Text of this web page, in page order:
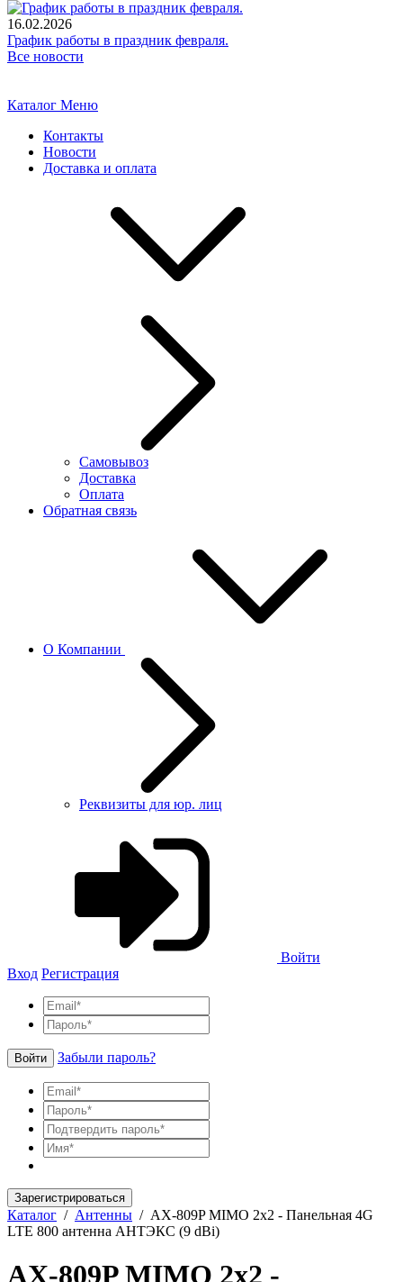
16.02.2026
График работы в праздник февраля.
Все новости
Каталог Меню
Контакты
Новости
Доставка и оплата
Самовывоз
Доставка
Оплата
Обратная связь
О Компании
Реквизиты для юр. лиц
Войти
Вход Регистрация
Войти Забыли пароль?
Зарегистрироваться
Каталог / Антенны / AX-809P MIMO 2x2 - Панельная 4G
LTE 800 антенна АНТЭКС (9 dBi)
AX-809P MIMO 2x2 -